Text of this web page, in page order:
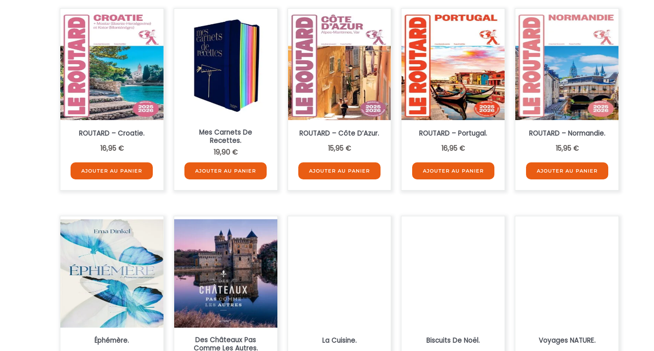
ROUTARD – Croatie.
16,95 €
AJOUTER AU PANIER
Mes Carnets De
Recettes.
19,90€
AJOUTER AU PANIER
ROUTARD – Côte D’Azur.
15,95 €
AJOUTER AU PANIER
ROUTARD – Portugal.
16,95€
AJOUTER AU PANIER
ROUTARD – Normandie.
15,95 €
AJOUTER AU PANIER
Éphémère.
Des Châteaux Pas
Comme Les Autres.
La Cuisine.
Biscuits De Noël.
Voyages NATURE.